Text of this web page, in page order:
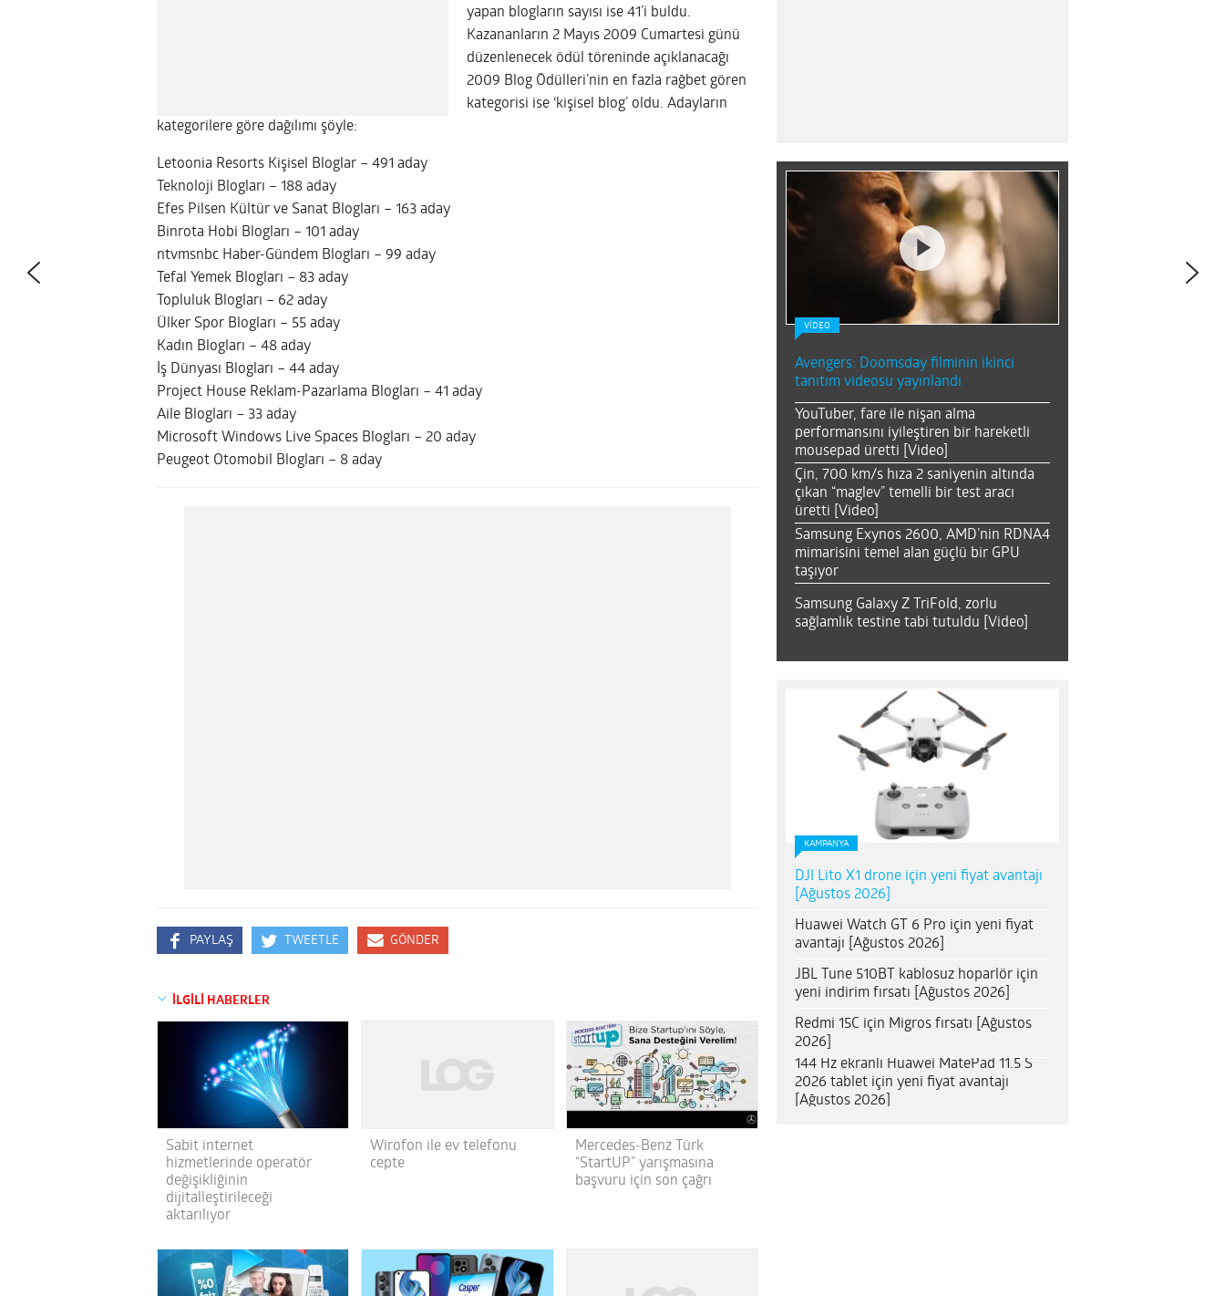
yapan blogların sayısı ise 41’i buldu.
Kazananların 2 Mayıs 2009 Cumartesi günü
düzenlenecek ödül töreninde açıklanacağı
2009 Blog Ödülleri’nin en fazla rağbet gören
kategorisi ise ‘kişisel blog’ oldu. Adayların
kategorilere göre dağılımı şöyle:
Letoonia Resorts Kişisel Bloglar – 491 aday
Teknoloji Blogları – 188 aday
Efes Pilsen Kültür ve Sanat Blogları – 163 aday
Binrota Hobi Blogları – 101 aday
ntvmsnbc Haber-Gündem Blogları – 99 aday
Tefal Yemek Blogları – 83 aday
Topluluk Blogları – 62 aday
Ülker Spor Blogları – 55 aday
Kadın Blogları – 48 aday
İş Dünyası Blogları – 44 aday
Project House Reklam-Pazarlama Blogları – 41 aday
Aile Blogları – 33 aday
Microsoft Windows Live Spaces Blogları – 20 aday
Peugeot Otomobil Blogları – 8 aday
PAYLAŞ TWEETLE GÖNDER
İLGİLİ HABERLER
Sabit internet
hizmetlerinde operatör
değişikliğinin
dijitalleştirileceği
aktarılıyor
Wirofon ile ev telefonu
cepte
Mercedes-Benz Türk
“StartUP” yarışmasına
başvuru için son çağrı
VİDEO
Avengers: Doomsday filminin ikinci
tanıtım videosu yayınlandı
YouTuber, fare ile nişan alma
performansını iyileştiren bir hareketli
mousepad üretti [Video]
Çin, 700 km/s hıza 2 saniyenin altında
çıkan “maglev” temelli bir test aracı
üretti [Video]
Samsung Exynos 2600, AMD’nin RDNA4
mimarisini temel alan güçlü bir GPU
taşıyor
Samsung Galaxy Z TriFold, zorlu
sağlamlık testine tabi tutuldu [Video]
KAMPANYA
DJI Lito X1 drone için yeni fiyat avantajı
[Ağustos 2026]
Huawei Watch GT 6 Pro için yeni fiyat
avantajı [Ağustos 2026]
JBL Tune 510BT kablosuz hoparlör için
yeni indirim fırsatı [Ağustos 2026]
Redmi 15C için Migros fırsatı [Ağustos
2026]
144 Hz ekranlı Huawei MatePad 11.5 S
2026 tablet için yeni fiyat avantajı
[Ağustos 2026]